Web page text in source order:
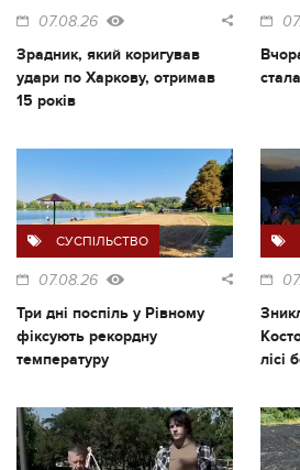
07.08.26
Зрадник, який коригував
удари по Харкову, отримав
15 років
СУСПІЛЬСТВО
07.08.26
Три дні поспіль у Рівному
фіксують рекордну
температуру
лісі